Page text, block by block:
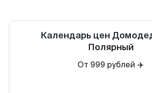
Календарь цен
Полярный
От 999 рублей ✈️